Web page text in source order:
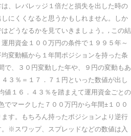
、レバレッジ１倍だと損失を出した時の
にくくなると思うかもしれません。しか
どうなるかを見ていきましょう。, この結
用資金１００万円の条件で１９９５年～
変動幅から１年間ポジションを持った条
で、３０円変動した年や、９円の変動もあ
３％＝１７．７１円といった数値が出し
値１６．４３％を踏まえて運用資金ごとの
でマークした７００万円から年間±１００
す。もちろん持ったポジションより逆行
※スワップ、スプレッドなどの数値は入